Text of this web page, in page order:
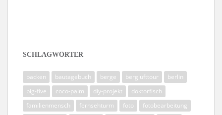
SCHLAGWÖRTER
backen bautagebuch berge berglufttour
berlin
big-five
coco-palm diy-projekt
doktorfisch
familienmensch
fernsehturm foto
fotobearbeitung